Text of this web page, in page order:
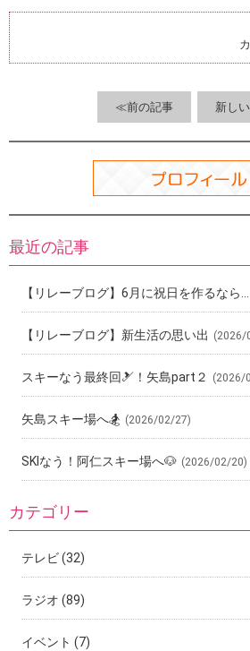
b
k
n
a
et
es
t
≪前の記事 新し
最近の記事
【リレーブログ】6月に祝日を作るなら…
【リレーブログ】新生活の思い出 (2026/
スキーなう最終回🎿！矢島part２ (2026/
矢島スキー場へ🏂 (2026/02/27)
SKIなう！阿仁スキー場へ🐶 (2026/02/20)
カテゴリー
テレビ(32)
ラジオ (89)
イベント (7)